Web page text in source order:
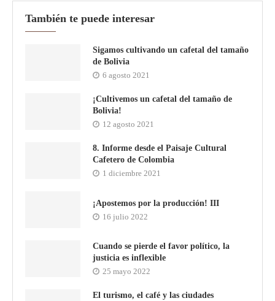
También te puede interesar
Sigamos cultivando un cafetal del tamaño
de Bolivia
6 agosto 2021
¡Cultivemos un cafetal del tamaño de
Bolivia!
12 agosto 2021
8. Informe desde el Paisaje Cultural
Cafetero de Colombia
1 diciembre 2021
¡Apostemos por la producción! III
16 julio 2022
Cuando se pierde el favor político, la
justicia es inflexible
25 mayo 2022
El turismo, el café y las ciudades